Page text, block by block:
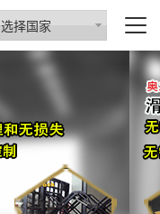
选择国家